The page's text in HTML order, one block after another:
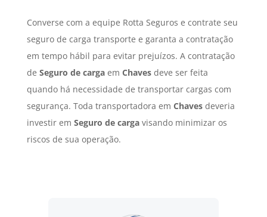
Converse com a equipe Rotta Seguros e contrate seu
seguro de carga transporte e garanta a contratação
em tempo hábil para evitar prejuízos. A contratação
de Seguro de cargaem Chavesdeve ser feita
quando há necessidade de transportar cargas com
segurança. Toda transportadora em Chavesdeveria
investir em Seguro de cargavisando minimizar os
riscos de sua operação.